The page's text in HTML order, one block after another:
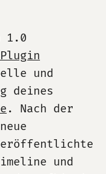
1.0
und
deines
. Nach der
und